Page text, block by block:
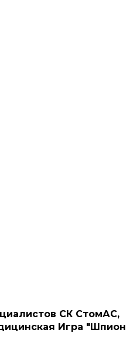
СК СтомАС,
Игра "Шпион